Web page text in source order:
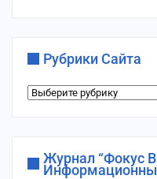
Рубрики Сайта
Рубрики
Журнал “Фокус